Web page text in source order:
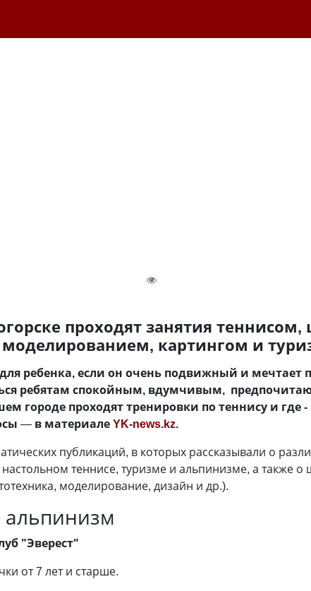
проходят занятия
моделированием, картингом и
ребенка, если он очень подвижный и мечтает
ребятам спокойным, вдумчивым,
городе проходят тренировки по теннису и где
— в материалеYK-news.kz.
пуб­ликаций, в которых рассказывали о
теннисе, туризме и альпинизме, а также
моделирование, дизайн и др.).
альпинизм
"Эверест"
от 7 лет и старше.